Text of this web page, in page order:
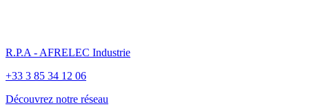
R.P.A - AFRELEC Industrie
+33 3 85 34 12 06
Découvrez notre réseau